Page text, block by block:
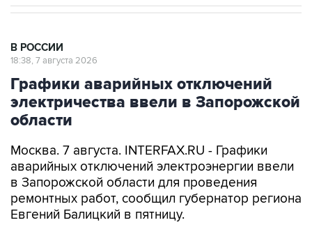
В РОССИИ
18:38, 7 августа 2026
Графики аварийных отключений
электричества ввели в Запорожской
области
Москва. 7 августа. INTERFAX.RU - Графики
аварийных отключений электроэнергии ввели
в Запорожской области для проведения
ремонтных работ, сообщил губернатор региона
Евгений Балицкий в пятницу.